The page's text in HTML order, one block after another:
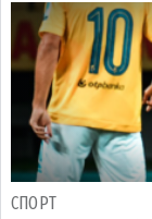
СПОРТ